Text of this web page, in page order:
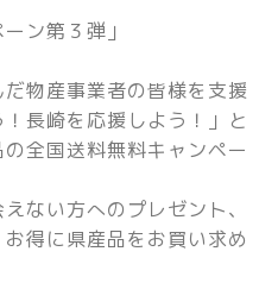
ン第３弾」
物産事業者の皆様を支援
長崎を応援しよう！」と
全国送料無料キャンペー
ない方へのプレゼント、
得に県産品をお買い求め